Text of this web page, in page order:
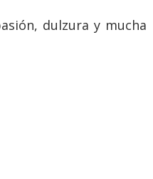
dulzura y mucha